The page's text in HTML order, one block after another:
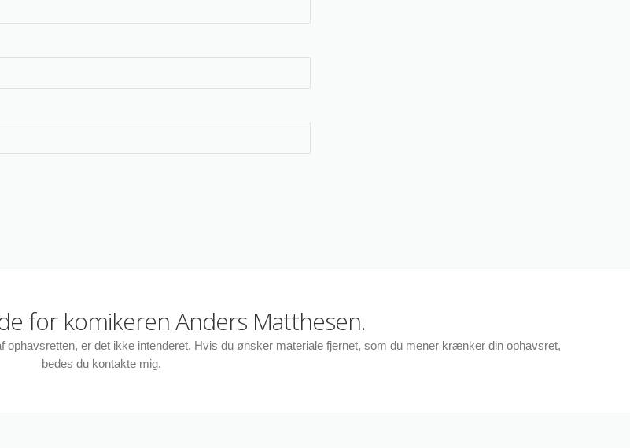
for komikeren Anders Matthesen.
er det ikke intenderet. Hvis du ønsker materiale fjernet, som du mener krænker din ophavsret,
bedes du kontakte mig.